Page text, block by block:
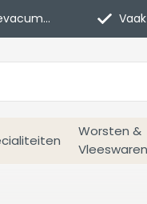
Worsten &
Vleeswaren
Vaak